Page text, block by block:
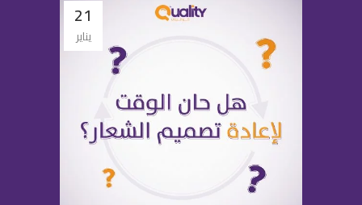
21
يناير